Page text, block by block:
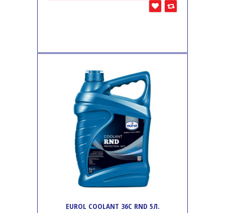
EUROL COOLANT 36C RND 5Л.